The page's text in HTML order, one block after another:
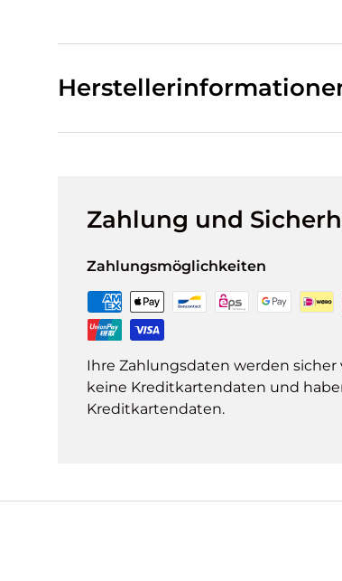
Zahlung und
Zahlungsmöglichkeiten
Ihre Zahlungsdaten werden
keine Kreditkartendaten und
Kreditkartendaten.